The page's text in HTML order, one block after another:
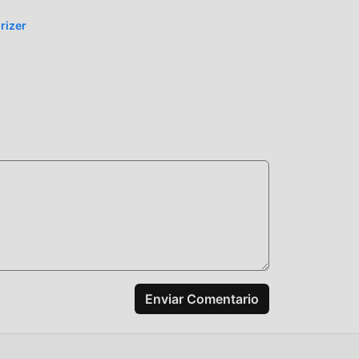
Enviar Comentario